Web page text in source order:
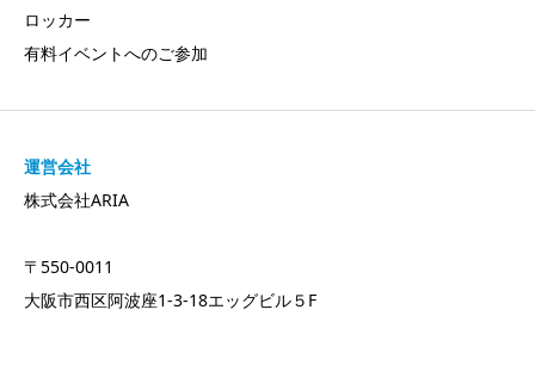
ロッカー
有料イベントへのご参加
運営会社
株式会社ARIA
〒550-0011
大阪市西区阿波座1-3-18エッグビル５F